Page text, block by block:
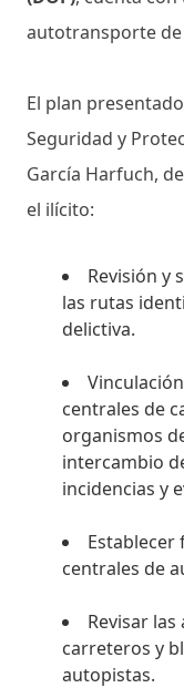
autotransporte de
El plan
Seguridad y
García Harfuch,
el ilícito:
Revisión y
las rutas
delictiva.
centrales de
organismos
intercambio
incidencias y
Establecer
centrales de
Revisar
carreteros y
autopistas.